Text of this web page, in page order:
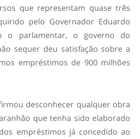
que representam quase três
pelo Governador Eduardo
o parlamentar, o governo do
sequer deu satisfação sobre a
empréstimos de 900 milhões
desconhecer qualquer obra
que tenha sido elaborado
empréstimos já concedido ao